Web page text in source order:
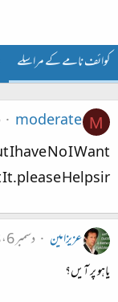
کوائف نامے کے مراسلے
M
moderate
Ihave No I Want
Helpsir
عزیزامین
دسمبر 6، 2008
یاہو پر آیں؟